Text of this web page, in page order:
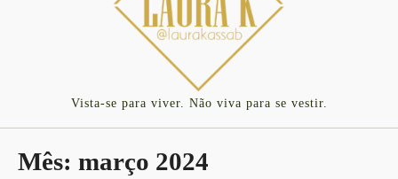
Vista-se para viver. Não viva para se vestir.
Mês: março 2024